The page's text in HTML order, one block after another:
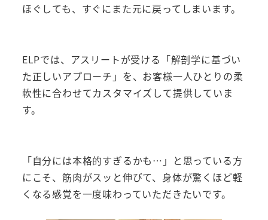
ほぐしても、すぐにまた元に戻ってしまいます。
ELPでは、アスリートが受ける「解剖学に基づい
た正しいアプローチ」を、お客様一人ひとりの柔
軟性に合わせてカスタマイズして提供していま
す。
「自分には本格的すぎるかも…」と思っている方
にこそ、筋肉がスッと伸びて、身体が驚くほど軽
くなる感覚を一度味わっていただきたいです。